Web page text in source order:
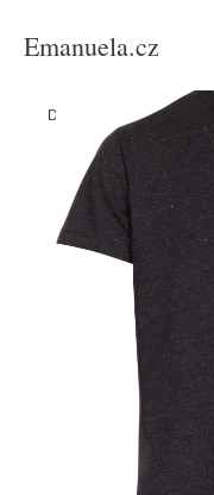
Emanuela.cz
Domů Produkty/